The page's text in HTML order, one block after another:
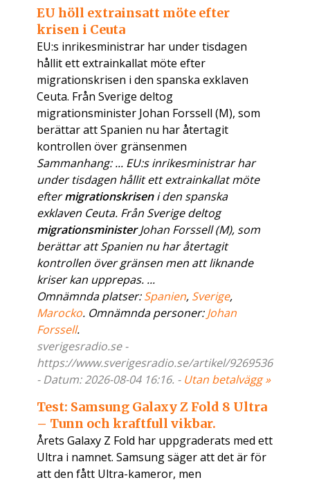
EU höll extrainsatt möte efter
krisen i Ceuta
EU:s inrikesministrar har under tisdagen
hållit ett extrainkallat möte efter
migrationskrisen i den spanska exklaven
Ceuta. Från Sverige deltog
migrationsminister Johan Forssell (M), som
berättar att Spanien nu har återtagit
kontrollen över gränsenmen
Sammanhang: ... EU:s inrikesministrar har
under tisdagen hållit ett extrainkallat möte
eftermigrationskriseni den spanska
exklaven Ceuta. Från Sverige deltog
migrationsministerJohan Forssell (M), som
berättar att Spanien nu har återtagit
kontrollen över gränsen men att liknande
kriser kan upprepas. ...
Omnämnda platser:Spanien, Sverige,
Marocko. Omnämnda personer:Johan
Forssell.
sverigesradio.se -
https://www.sverigesradio.se/artikel/9269536
- Datum: 2026-08-04 16:16. - Utan betalvägg »
Test: Samsung Galaxy Z Fold 8 Ultra
– Tunn och kraftfull vikbar.
Årets Galaxy Z Fold har uppgraderats med ett
Ultra i namnet. Samsung säger att det är för
att den fått Ultra-kameror, men